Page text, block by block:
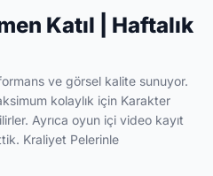
Katıl | Haftalık
ve görsel kalite sunuyor.
kolaylık için Karakter
Ayrıca oyun içi video kayıt
Kraliyet Pelerinle